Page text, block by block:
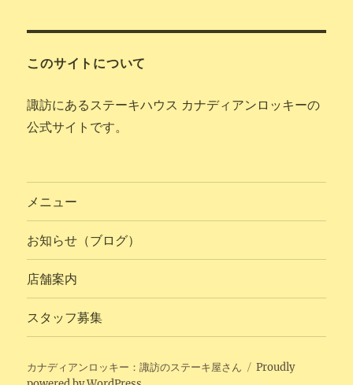
このサイトについて
諏訪にあるステーキハウス カナディアンロッキーの
公式サイトです。
メニュー
お知らせ（ブログ）
店舗案内
スタッフ募集
カナディアンロッキー：諏訪のステーキ屋さん
Proudly